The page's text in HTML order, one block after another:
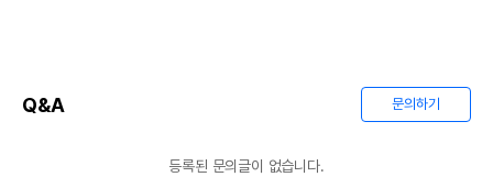
Q&A 문의하기
등록된 문의글이 없습니다.